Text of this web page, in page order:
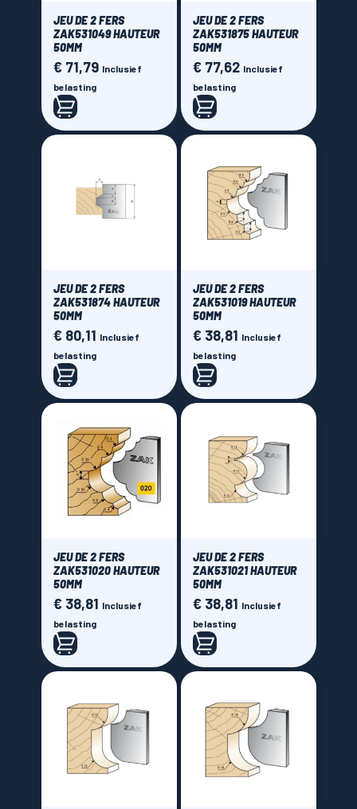
JEU DE 2 FERS
ZAK531049 HAUTEUR
50MM
Prijs
€ 71,79 Inclusief
belasting
JEU DE 2 FERS
ZAK531875 HAUTEUR
50MM
Prijs
€ 77,62 Inclusief
belasting
JEU DE 2 FERS
ZAK531874 HAUTEUR
50MM
Prijs
€ 80,11 Inclusief
belasting
JEU DE 2 FERS
ZAK531019 HAUTEUR
50MM
Prijs
€ 38,81 Inclusief
belasting
JEU DE 2 FERS
ZAK531020 HAUTEUR
50MM
Prijs
€ 38,81 Inclusief
belasting
JEU DE 2 FERS
ZAK531021 HAUTEUR
50MM
Prijs
€ 38,81 Inclusief
belasting